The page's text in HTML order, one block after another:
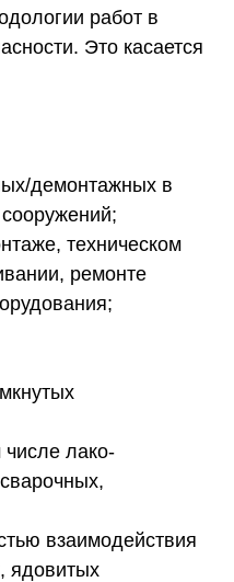
работ в
Это касается
демонтажных в
техническом
ремонте
лако-
взаимодействия
ядовитых